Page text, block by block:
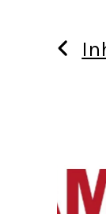
Use
the